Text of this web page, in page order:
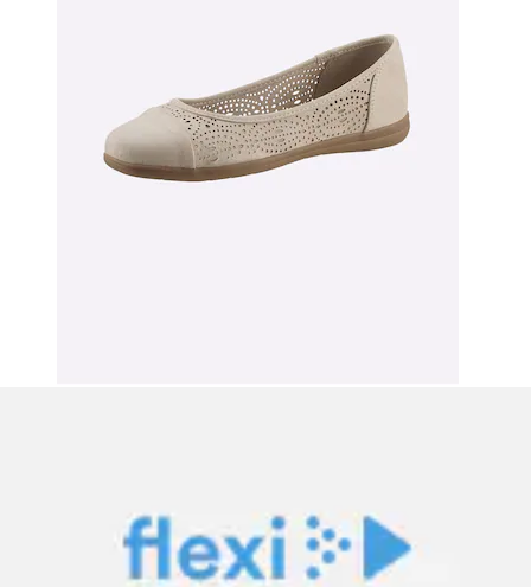
Aktueller Preis
19.90 CHF